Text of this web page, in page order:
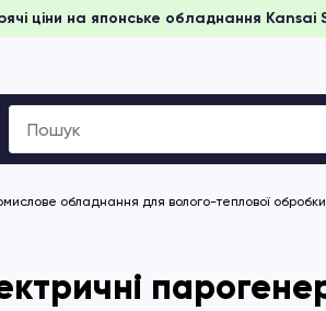
Гарячі ціни на японське обладнання
Search
for:
обладнання для волого-теплової обробки